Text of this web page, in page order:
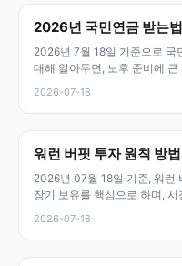
2026년 국민연금 받는
2026년 7월 18일 기준으로 국
대해 알아두면, 노후 준비에
2026-07-18
워런 버핏 투자 원칙 방
2026년 07월 18일 기준, 워런
장기 보유를 핵심으로 하며,
2026-07-18